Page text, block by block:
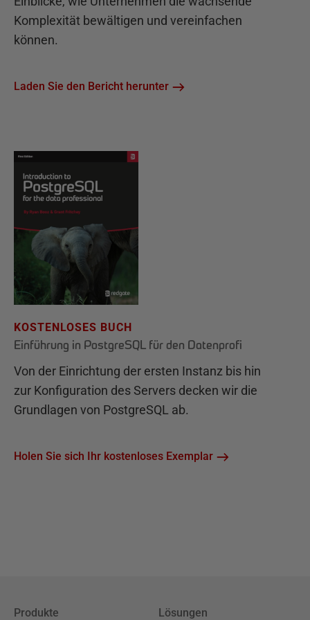
Komplexität bewältigen und vereinfachen
können.
Laden Sie den Bericht herunter
KOSTENLOSES BUCH
Einführung in PostgreSQL für den Datenprofi
Von der Einrichtung der ersten Instanz bis hin
zur Konfiguration des Servers decken wir die
Grundlagen von PostgreSQL ab.
Holen Sie sich Ihr kostenloses Exemplar
Produkte Lösungen